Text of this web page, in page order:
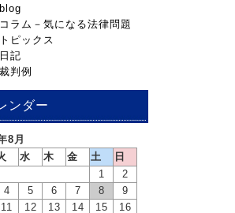
blog
コラム－気になる法律問題
トピックス
日記
裁判例
ンダー
8月
水 木 金 土
日
1
2
4 5 6 7 8
9
11 12 13 14 15
16